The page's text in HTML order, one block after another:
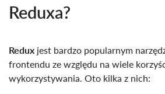
Reduxa?
Redux jest bardzo popularnym
frontendu ze względu na wiele
wykorzystywania. Oto kilka z nich: